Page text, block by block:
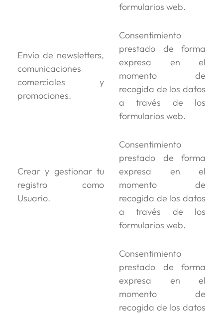
formularios web.
Envío de newsletters,
comunicaciones
comerciales y
promociones.
Consentimiento
prestado de forma
expresa en el
momento de
recogida de los datos
a través de los
formularios web.
Crear y gestionar tu
registro como
Usuario.
Consentimiento
prestado de forma
expresa en el
momento de
recogida de los datos
a través de los
formularios web.
Consentimiento
prestado de forma
expresa en el
momento de
recogida de los datos